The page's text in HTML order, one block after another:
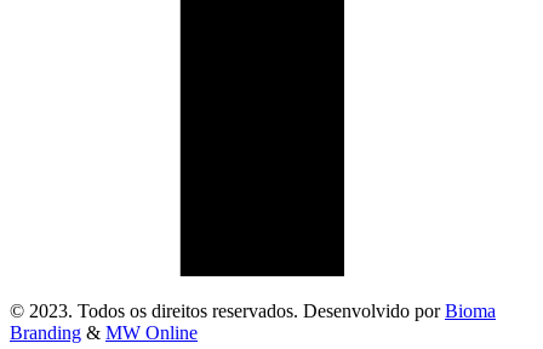
© 2023. Todos os direitos reservados. Desenvolvido porBioma
Branding & MW Online